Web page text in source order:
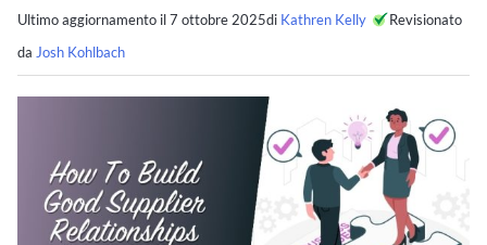
Ultimo aggiornamento il7 ottobre 2025di Kathren Kelly
Revisionato
da Josh Kohlbach